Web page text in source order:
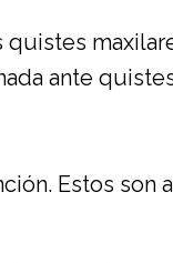
ante
Estos